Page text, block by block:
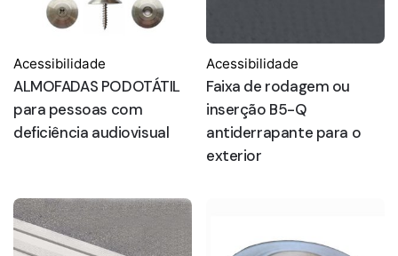
Acessibilidade
ALMOFADAS PODOTÁTIL
para pessoas com
deficiência audiovisual
Acessibilidade
Faixa de rodagem ou
inserção B5-Q
antiderrapante para o
exterior